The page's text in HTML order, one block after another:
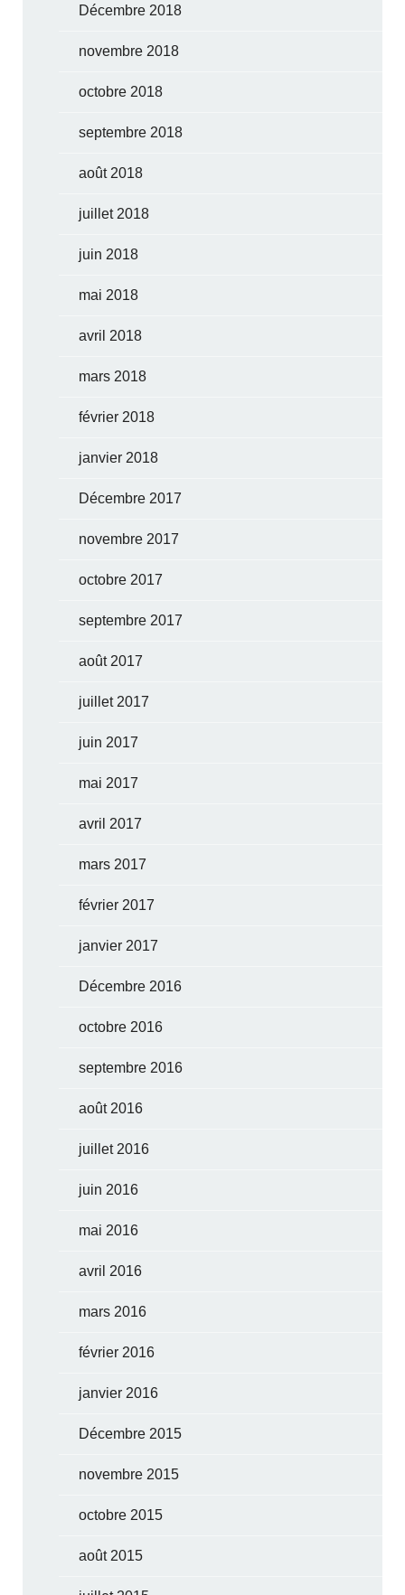
Décembre 2018
novembre 2018
octobre 2018
septembre 2018
août 2018
juillet 2018
juin 2018
mai 2018
avril 2018
mars 2018
février 2018
janvier 2018
Décembre 2017
novembre 2017
octobre 2017
septembre 2017
août 2017
juillet 2017
juin 2017
mai 2017
avril 2017
mars 2017
février 2017
janvier 2017
Décembre 2016
octobre 2016
septembre 2016
août 2016
juillet 2016
juin 2016
mai 2016
avril 2016
mars 2016
février 2016
janvier 2016
Décembre 2015
novembre 2015
octobre 2015
août 2015